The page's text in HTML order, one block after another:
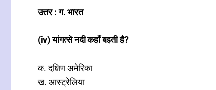
उत्तर : ग. भारत
(iv) यांगत्से नदी कहाँ बहती है?
क. दक्षिण अमेरिका
ख. आस्ट्रेलिया